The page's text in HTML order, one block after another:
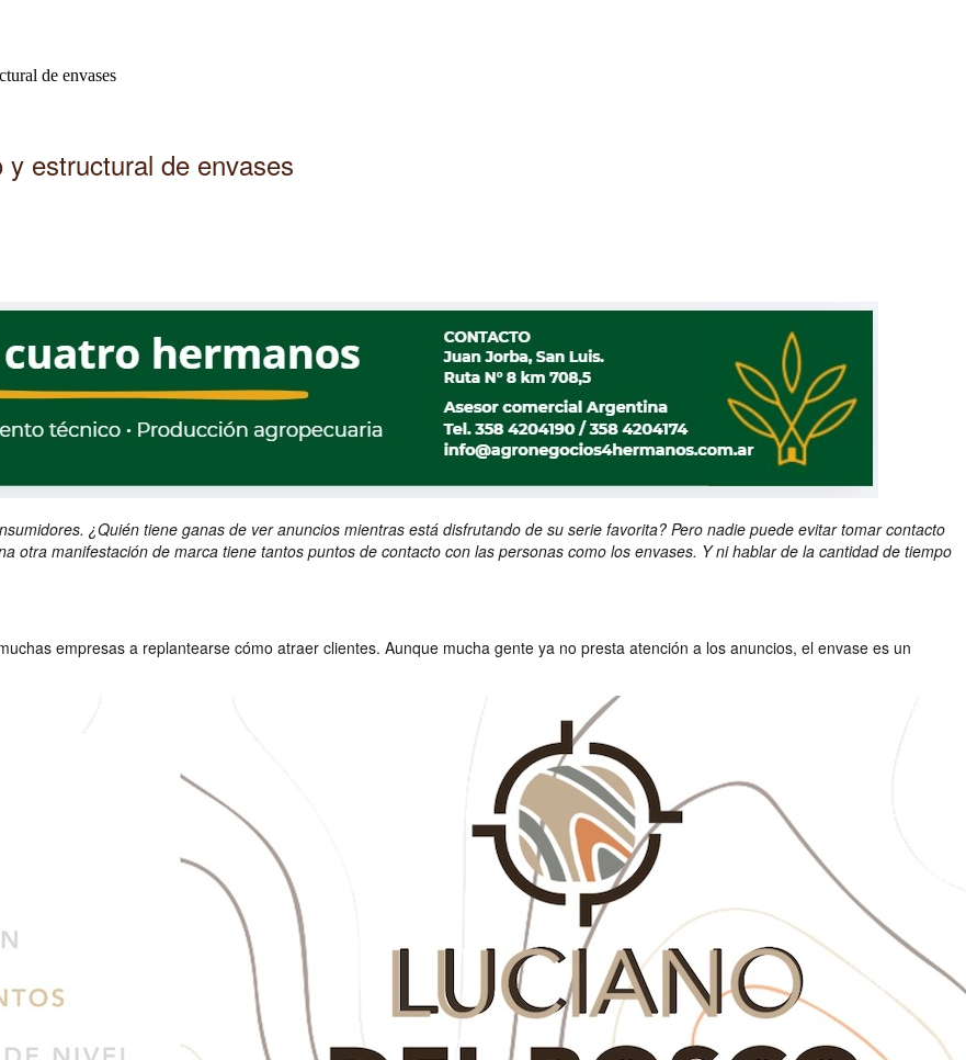
de envases
estructural de envases
¿Quién tiene ganas de ver anuncios mientras está disfrutando de su serie favorita? Pero nadie puede evitar tomar contacto
otra manifestación de marca tiene tantos puntos de contacto con las personas como los envases. Y ni hablar de la cantidad de tiempo
empresas a replantearse cómo atraer clientes. Aunque mucha gente ya no presta atención a los anuncios, el envase es un